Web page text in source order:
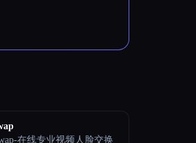
在线专业视频人脸交换